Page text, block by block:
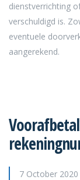
dienstverrichting
verschuldigd is.
eventuele
aangerekend.
7 October 2020